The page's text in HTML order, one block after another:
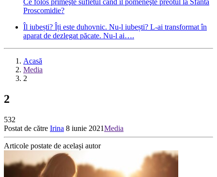
Ce folos primeşte sufletul când îl pomeneşte preotul la Sfânta
Proscomidie?
Îl iubești? Îți este duhovnic. Nu-l iubești? L-ai transformat în
aparat de dezlegat păcate. Nu-l ai….
Acasă
Media
2
2
532
Postat de către Irina 8 iunie 2021Media
Articole postate de același autor